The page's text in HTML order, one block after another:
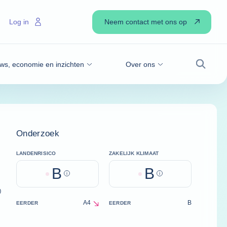
economie en inzichten Over ons
Zoek
Log in Neem contact met ons op
Onderzoek
LANDENRISICO
B Help
ZAKELIJK KLIMAAT
B Help
EERDER A4
decrease EERDER B